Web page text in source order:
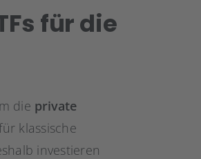
für die
die private
klassische
investieren